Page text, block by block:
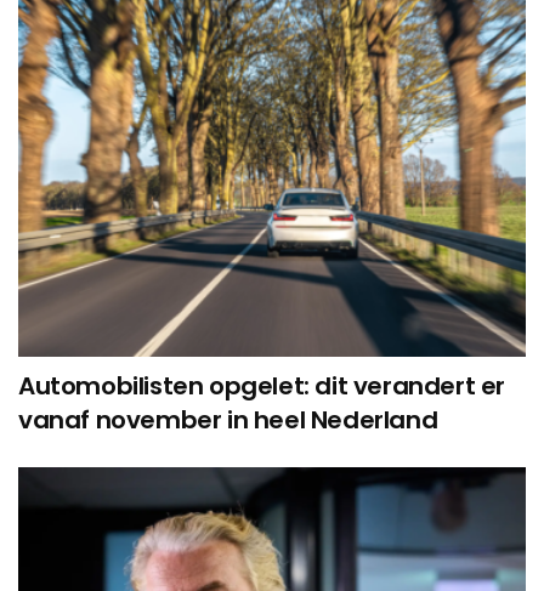
Automobilisten opgelet: dit verandert er
vanaf november in heel Nederland